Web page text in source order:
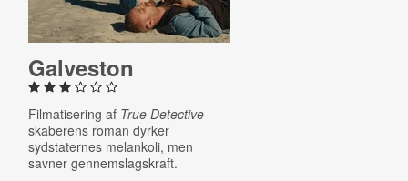
Galveston
Filmatisering af True Detective-
skaberens roman dyrker
sydstaternes melankoli, men
savner gennemslagskraft.